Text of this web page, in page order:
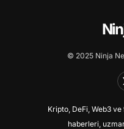
© 2025 Ninja
Kripto, DeFi, Web3
haberleri,